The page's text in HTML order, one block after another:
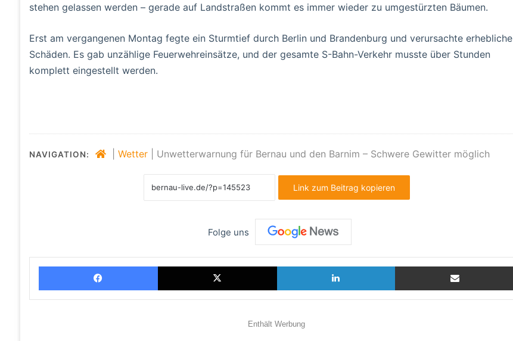
stehen gelassen werden – gerade auf Landstraßen kommt es immer wieder zu umgestürzten Bäumen.
Erst am vergangenen Montag fegte ein Sturmtief durch Berlin und Brandenburg und verursachte erhebliche
Schäden. Es gab unzählige Feuerwehreinsätze, und der gesamte S-Bahn-Verkehr musste über Stunden
komplett eingestellt werden.
NAVIGATION: Wetter| Unwetterwarnung für Bernau und den Barnim – Schwere Gewitter möglich
Link zum Beitrag kopieren
Folge uns
Facebook X LinkedIn
Enthält Werbung